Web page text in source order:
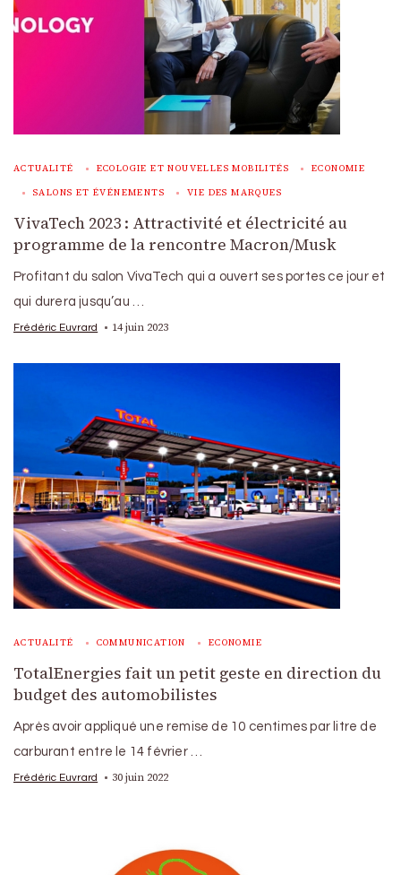
ACTUALITÉ ECOLOGIE ET NOUVELLES MOBILITÉS ECONOMIE
SALONS ET ÉVÉNEMENTS VIE DES MARQUES
VivaTech 2023 : Attractivité et électricité au
programme de la rencontre Macron/Musk
Profitant du salon VivaTech qui a ouvert ses portes ce jour et
qui durera jusqu’au …
Frédéric Euvrard 14 juin 2023
ACTUALITÉ COMMUNICATION ECONOMIE
TotalEnergies fait un petit geste en direction du
budget des automobilistes
Après avoir appliqué une remise de 10 centimes par litre de
carburant entre le 14 février …
Frédéric Euvrard 30 juin 2022